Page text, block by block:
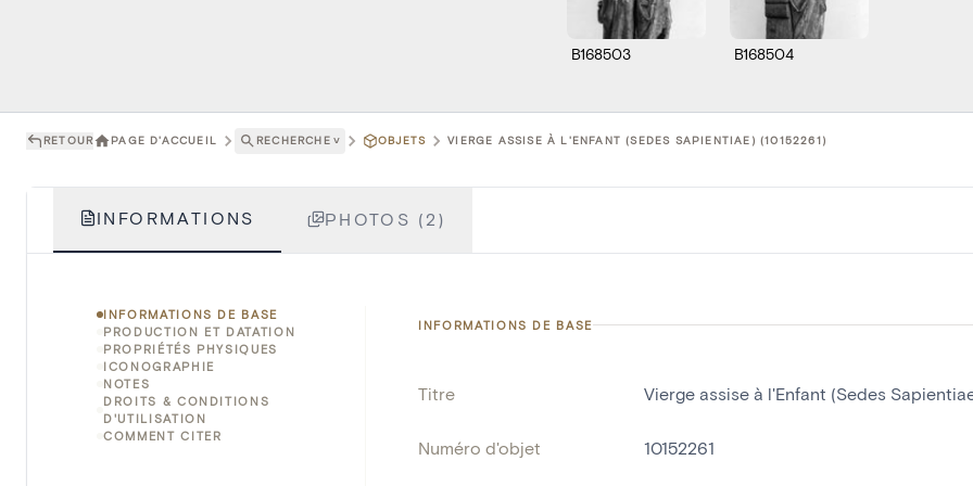
B168503 B168504
RETOUR PAGE D'ACCUEIL RECHERCHE ˅ OBJETS VIERGE ASSISE À L'ENFANT (SEDES SAPIENTIAE) (10152261)
INFORMATIONS PHOTOS (2)
INFORMATIONS DE BASE
PRODUCTION ET DATATION
PROPRIÉTÉS PHYSIQUES
ICONOGRAPHIE
NOTES
DROITS & CONDITIONS
D'UTILISATION
COMMENT CITER
INFORMATIONS DE BASE
Titre Vierge assise à l'Enfant (Sedes
Numéro d'objet 10152261